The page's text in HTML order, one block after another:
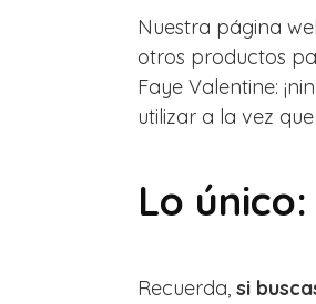
Nuestra página
otros productos
Faye Valentine:
utilizar a la vez
Lo
Recuerda, si